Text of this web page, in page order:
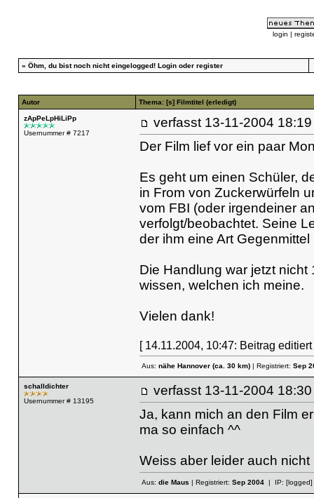
login |
» Öhm, du bist noch nicht eingelogged! Loginoder register
Autor Thema: [s] Filmtitel (erledigt)
zApPeLpHiLiPp
Usernummer # 7217
verfasst 13-11-2004
Der Film lief vor ein paar
Es geht um einen Schüler,
in From von Zuckerwürfeln
vom FBI (oder irgendeiner
verfolgt/beobachtet. Seine
der ihm eine Art
Die Handlung war jetzt
wissen, welchen ich meine.
Vielen dank!
[ 14.11.2004, 10:47: Beitrag
Aus: nähe Hannover (ca. 30 km)| Registriert: Sep
schalldichter
Usernummer # 13195
verfasst 13-11-2004
Ja, kann mich an den Film
ma so einfach ^^
Weiss aber leider auch nicht
Aus: die Maus | Registriert: Sep 2004| IP: [logged]